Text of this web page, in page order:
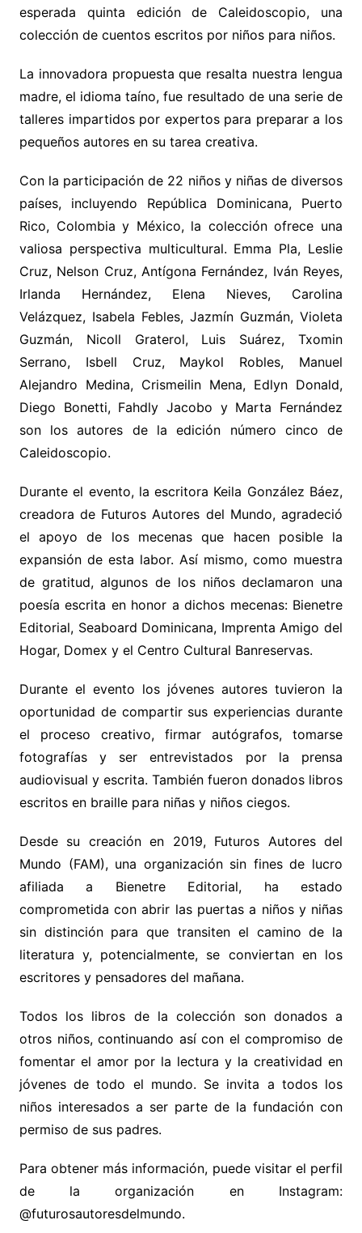
esperada quinta edición de Caleidoscopio, una
colección de cuentos escritos por niños para niños.
La innovadora propuesta que resalta nuestra lengua
madre, el idioma taíno, fue resultado de una serie de
talleres impartidos por expertos para preparar a los
pequeños autores en su tarea creativa.
Con la participación de 22 niños y niñas de diversos
países, incluyendo República Dominicana, Puerto
Rico, Colombia y México, la colección ofrece una
valiosa perspectiva multicultural. Emma Pla, Leslie
Cruz, Nelson Cruz, Antígona Fernández, Iván Reyes,
Irlanda Hernández, Elena Nieves, Carolina
Velázquez, Isabela Febles, Jazmín Guzmán, Violeta
Guzmán, Nicoll Graterol, Luis Suárez, Txomin
Serrano, Isbell Cruz, Maykol Robles, Manuel
Alejandro Medina, Crismeilin Mena, Edlyn Donald,
Diego Bonetti, Fahdly Jacobo y Marta Fernández
son los autores de la edición número cinco de
Caleidoscopio.
Durante el evento, la escritora Keila González Báez,
creadora de Futuros Autores del Mundo, agradeció
el apoyo de los mecenas que hacen posible la
expansión de esta labor. Así mismo, como muestra
de gratitud, algunos de los niños declamaron una
poesía escrita en honor a dichos mecenas: Bienetre
Editorial, Seaboard Dominicana, Imprenta Amigo del
Hogar, Domex y el Centro Cultural Banreservas.
Durante el evento los jóvenes autores tuvieron la
oportunidad de compartir sus experiencias durante
el proceso creativo, firmar autógrafos, tomarse
fotografías y ser entrevistados por la prensa
audiovisual y escrita. También fueron donados libros
escritos en braille para niñas y niños ciegos.
Desde su creación en 2019, Futuros Autores del
Mundo (FAM), una organización sin fines de lucro
afiliada a Bienetre Editorial, ha estado
comprometida con abrir las puertas a niños y niñas
sin distinción para que transiten el camino de la
literatura y, potencialmente, se conviertan en los
escritores y pensadores del mañana.
Todos los libros de la colección son donados a
otros niños, continuando así con el compromiso de
fomentar el amor por la lectura y la creatividad en
jóvenes de todo el mundo. Se invita a todos los
niños interesados a ser parte de la fundación con
permiso de sus padres.
Para obtener más información, puede visitar el perfil
de la organización en Instagram:
@futurosautoresdelmundo.